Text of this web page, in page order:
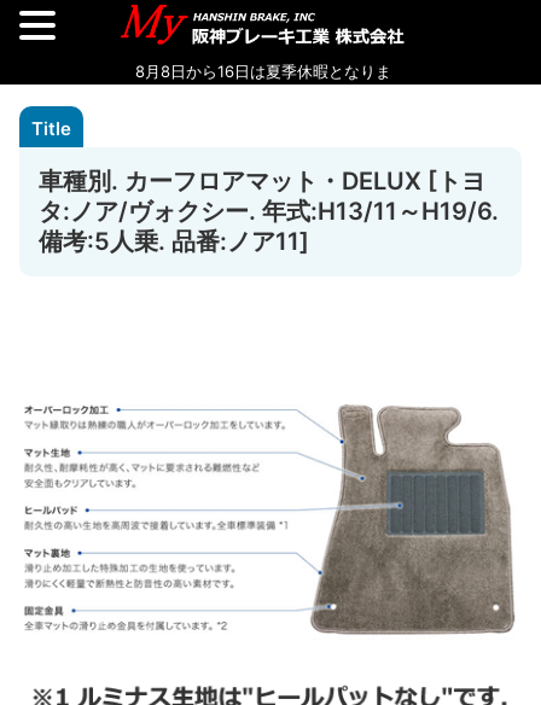
車種別. カーフロアマット・DELUX [トヨ
タ:ノア/ヴォクシー. 年式:H13/11～H19/6.
備考:5人乗. 品番:ノア11]